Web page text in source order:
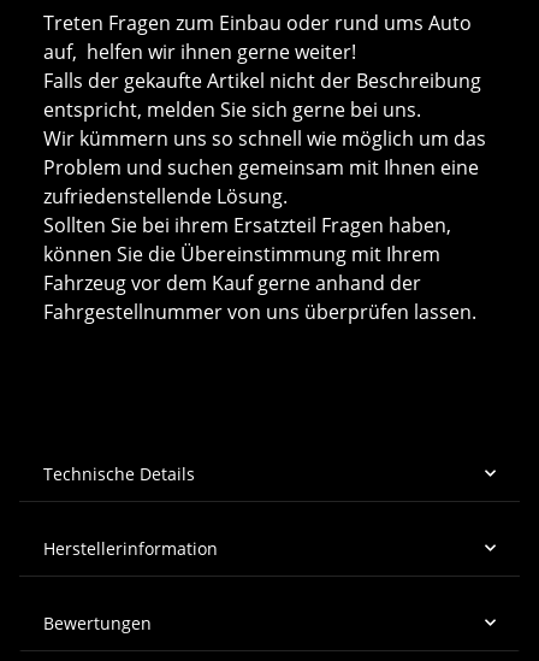
Treten Fragen zum Einbau oder rund ums Auto
auf, helfen wir ihnen gerne weiter!
Falls der gekaufte Artikel nicht der Beschreibung
entspricht, melden Sie sich gerne bei uns.
Wir kümmern uns so schnell wie möglich um das
Problem und suchen gemeinsam mit Ihnen eine
zufriedenstellende Lösung.
Sollten Sie bei ihrem Ersatzteil Fragen haben,
können Sie die Übereinstimmung mit Ihrem
Fahrzeug vor dem Kauf gerne anhand der
Fahrgestellnummer von uns überprüfen lassen.
Technische Details
Herstellerinformation
Bewertungen